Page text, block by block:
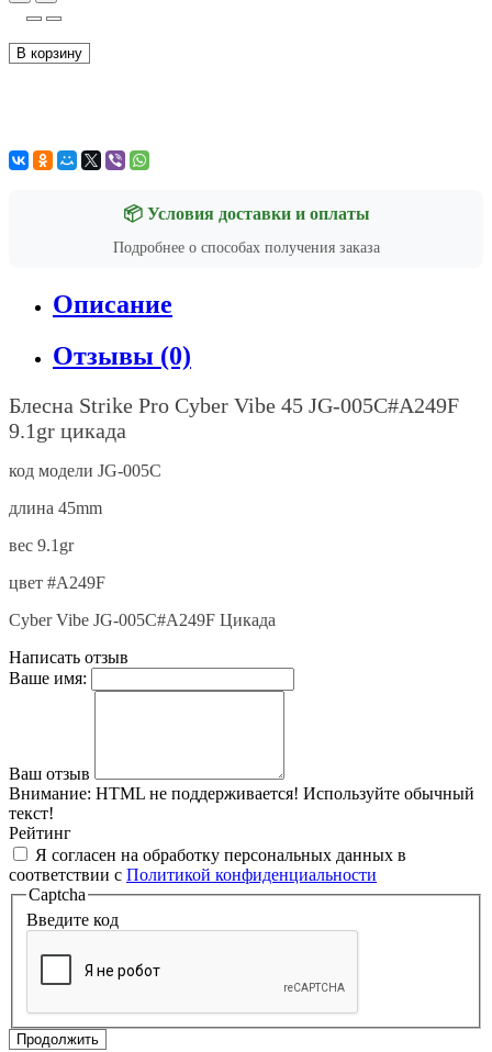
В корзину
📦 Условия доставки и оплаты
Подробнее о способах получения заказа
Описание
Отзывы (0)
Блесна Strike Pro Cyber Vibe 45 JG-005C#A249F
9.1gr цикада
код модели JG-005C
длина 45mm
вес 9.1gr
цвет #A249F
Cyber Vibe JG-005C#A249F Цикада
Написать отзыв
Ваше имя:
Ваш отзыв
Внимание: HTML не поддерживается! Используйте обычный
текст!
Рейтинг
Я согласен на обработку персональных данных в
соответствии с Политикой конфиденциальности
Captcha
Введите код
Продолжить